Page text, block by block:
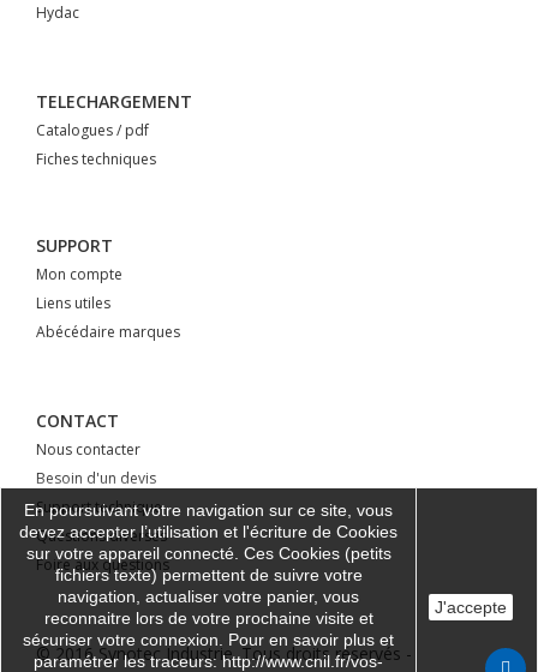
Hydac
TELECHARGEMENT
Catalogues / pdf
Fiches techniques
SUPPORT
Mon compte
Liens utiles
Abécédaire marques
CONTACT
Nous contacter
Besoin d'un devis
Support technique
Questions diverses
Foire aux questions
© 2016 Synotec Industrie. Tous droits réservés -
En poursuivant votre navigation sur ce site, vous
devez accepter l’utilisation et l'écriture de Cookies
sur votre appareil connecté. Ces Cookies (petits
fichiers texte) permettent de suivre votre
navigation, actualiser votre panier, vous
reconnaitre lors de votre prochaine visite et
sécuriser votre connexion. Pour en savoir plus et
paramétrer les traceurs: http://www.cnil.fr/vos-
J'accepte